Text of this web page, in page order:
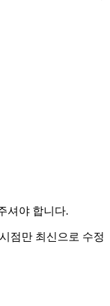
셔야 합니다.
점만 최신으로 수정